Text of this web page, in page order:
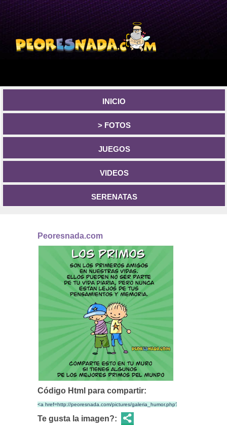
INICIO
> FOTOS
JUEGOS
VIDEOS
SERENATAS
Peoresnada.com
Código Html para compartir:
Te gusta la imagen?: